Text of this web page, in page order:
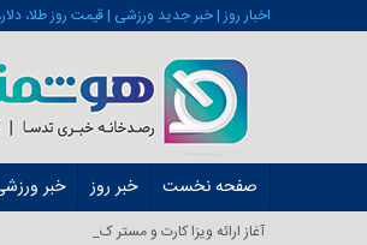
اخبار روز | خبر جدید ورزشی | قیمت روز طلا،
صفحه نخست خبر روز خبر
آغاز ارائه ویزا کارت و مستر کارت در ایرا_